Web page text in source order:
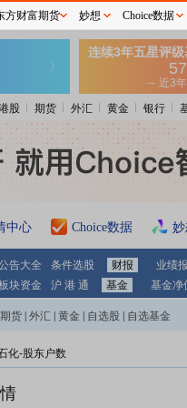
股 期货 外汇 黄金 银行
中心 Choice数据
告大全 条件选股 财报 业绩
块资金 沪 港 通 基金 基金净
期货 外汇 黄金 自选股 自选基金
化-股东户数
方财富期货 妙想 Choice数据